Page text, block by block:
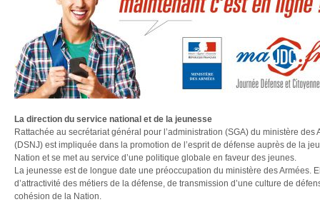
La direction du service national et de la jeunesse
Rattachée au secrétariat général pour l’administration (SGA) du ministère
(DSNJ) est impliquée dans la promotion de l’esprit de défense auprès de la
Nation et se met au service d’une politique globale en faveur des jeunes.
La jeunesse est de longue date une préoccupation du ministère des Armées.
d’attractivité des métiers de la défense, de transmission d’une culture de
cohésion de la Nation.